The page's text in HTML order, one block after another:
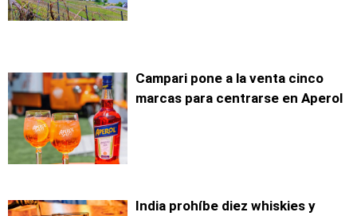
Campari pone a la venta cinco
marcas para centrarse en Aperol
India prohíbe diez whiskies y